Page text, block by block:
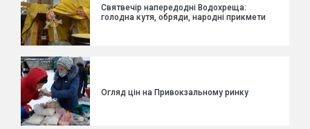
Святвечір напередодні Водохреща:
голодна кутя, обряди, народні прикмети
Огляд цін на Привокзальному ринку